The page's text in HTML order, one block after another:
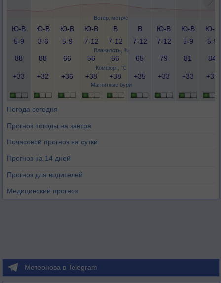
Ветер, метр/с
Влажность, %
Комфорт, °C
Магнитные бури
Ю-В
5-9
Ю-В
3-6
Ю-В
5-9
Ю-В
7-12
В
7-12
В
7-12
Ю-В
7-12
Ю-В
5-9
Ю-В
5-9
88 88 66 56 56 65 79 81 84
+33 +32 +36 +38 +38 +35 +33 +33 +32
Погода сегодня
Прогноз погоды на завтра
Почасовой прогноз на сутки
Прогноз на 14 дней
Прогноз для водителей
Медицинский прогноз
Метеонова в Telegram